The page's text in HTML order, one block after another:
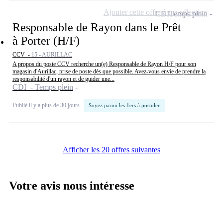
Responsable de Rayon dans le Prêt
à Porter (H/F)
CCV - 15 - AURILLAC
A propos du poste CCV recherche un(e) Responsable de Rayon H/F pour son
magasin d'Aurillac, prise de poste dès que possible. Avez-vous envie de prendre la
responsabilité d'un rayon et de guider une...
CDI - Temps plein
Publié il y a plus de 30 jours Soyez parmi les 1ers à postuler
CDITemps plein
Ajouter cette offre à ma sélection
Afficher les 20 offres suivantes
Votre avis nous intéresse